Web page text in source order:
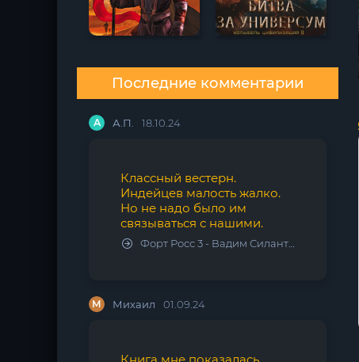
Последние комментарии
А А.П. 18.10.24
Классный вестерн.
Индейцев малость жалко.
Но не надо было им
связываться с нашими.
Форт Росс 3 - Вадим Силантьев
М Михаил 01.09.24